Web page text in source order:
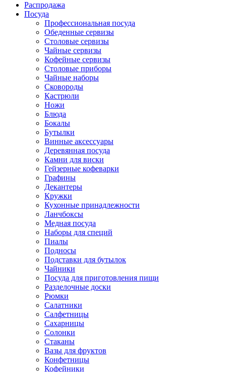
Распродажа
Посуда
Профессиональная посуда
Обеденные сервизы
Столовые сервизы
Чайные сервизы
Кофейные сервизы
Столовые приборы
Чайные наборы
Сковороды
Кастрюли
Ножи
Блюда
Бокалы
Бутылки
Винные аксессуары
Деревянная посуда
Камни для виски
Гейзерные кофеварки
Графины
Декантеры
Кружки
Кухонные принадлежности
Ланчбоксы
Медная посуда
Наборы для специй
Пиалы
Подносы
Подставки для бутылок
Чайники
Посуда для приготовления пищи
Разделочные доски
Рюмки
Салатники
Салфетницы
Сахарницы
Солонки
Стаканы
Вазы для фруктов
Конфетницы
Кофейники